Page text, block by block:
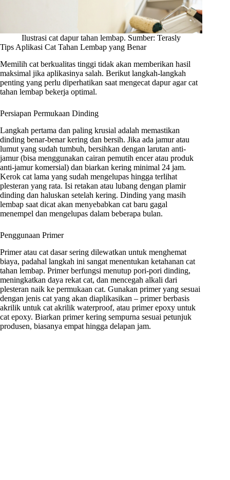
Ilustrasi cat dapur tahan lembap. Sumber: Terasly
Tips Aplikasi Cat Tahan Lembap yang Benar
Memilih cat berkualitas tinggi tidak akan memberikan hasil
maksimal jika aplikasinya salah. Berikut langkah-langkah
penting yang perlu diperhatikan saat mengecat dapur agar cat
tahan lembap bekerja optimal.
Persiapan Permukaan Dinding
Langkah pertama dan paling krusial adalah memastikan
dinding benar-benar kering dan bersih. Jika ada jamur atau
lumut yang sudah tumbuh, bersihkan dengan larutan anti-
jamur (bisa menggunakan cairan pemutih encer atau produk
anti-jamur komersial) dan biarkan kering minimal 24 jam.
Kerok cat lama yang sudah mengelupas hingga terlihat
plesteran yang rata. Isi retakan atau lubang dengan plamir
dinding dan haluskan setelah kering. Dinding yang masih
lembap saat dicat akan menyebabkan cat baru gagal
menempel dan mengelupas dalam beberapa bulan.
Penggunaan Primer
Primer atau cat dasar sering dilewatkan untuk menghemat
biaya, padahal langkah ini sangat menentukan ketahanan cat
tahan lembap. Primer berfungsi menutup pori-pori dinding,
meningkatkan daya rekat cat, dan mencegah alkali dari
plesteran naik ke permukaan cat. Gunakan primer yang sesuai
dengan jenis cat yang akan diaplikasikan – primer berbasis
akrilik untuk cat akrilik waterproof, atau primer epoxy untuk
cat epoxy. Biarkan primer kering sempurna sesuai petunjuk
produsen, biasanya empat hingga delapan jam.